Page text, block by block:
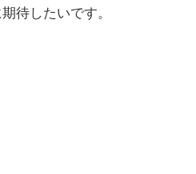
待したいです。